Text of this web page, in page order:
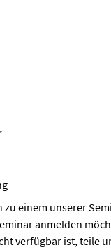
zu einem unserer
anmelden
verfügbar ist, teile